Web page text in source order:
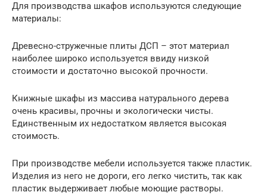
Для производства шкафов используются следующие
материалы:
Древесно-стружечные плиты ДСП – этот материал
наиболее широко используется ввиду низкой
стоимости и достаточно высокой прочности.
Книжные шкафы из массива натурального дерева
очень красивы, прочны и экологически чисты.
Единственным их недостатком является высокая
стоимость.
При производстве мебели используется также пластик.
Изделия из него не дороги, его легко чистить, так как
пластик выдерживает любые моющие растворы.